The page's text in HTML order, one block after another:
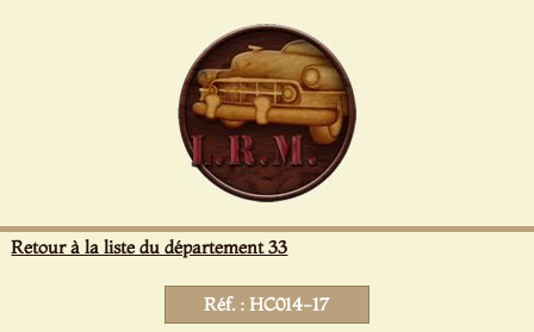
Retour à la liste du département 33
Réf. : HC014-17